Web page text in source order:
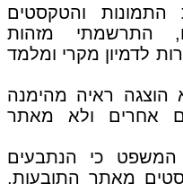
והטקסטים
התרשמתי מזהות
לדמיון מקרי ומלמד
הוצגה ראיה מהימנה
אחרים ולא מאתר
המשפט כי הנתבעים
מאתר התובעות.